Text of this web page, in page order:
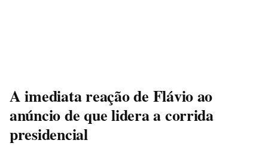
A imediata reação de Flávio ao
anúncio de que lidera a corrida
presidencial